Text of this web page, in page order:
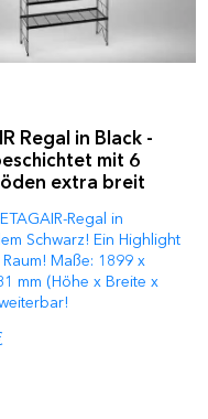
Regal in Black -
mit 6
extra breit
Regal in
Schwarz! Ein Highlight
Maße: 1899 x
mm (Höhe x Breite x